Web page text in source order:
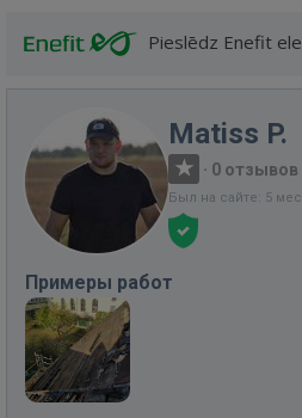
Pieslēdz Enefit
Matiss P.
· 0 отзывов
Был на сайте: 5
Примеры работ